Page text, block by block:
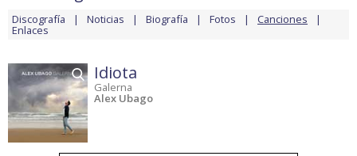
Discografía Noticias Biografía Fotos Canciones
Enlaces
Idiota
Galerna
Alex Ubago